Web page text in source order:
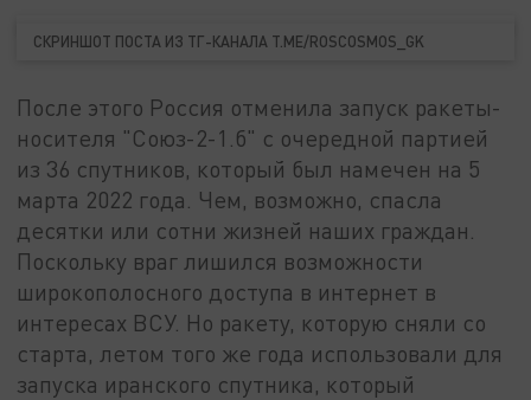
СКРИНШОТ ПОСТА ИЗ ТГ-КАНАЛА T.ME/ROSCOSMOS_GK
После этого Россия отменила запуск ракеты-
носителя "Союз-2-1.б" с очередной партией
из 36 спутников, который был намечен на 5
марта 2022 года. Чем, возможно, спасла
десятки или сотни жизней наших граждан.
Поскольку враг лишился возможности
широкополосного доступа в интернет в
интересах ВСУ. Но ракету, которую сняли со
старта, летом того же года использовали для
запуска иранского спутника, который